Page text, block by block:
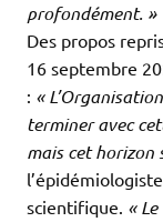
profondément. »
Des propos
16 septembre
: «
terminer avec
mais cet
l’épidémiologiste
scientifique. «